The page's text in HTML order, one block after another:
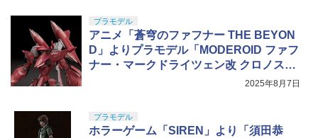
プラモデル
アニメ「蒼穹のファフナー THE BEYON
D」よりプラモデル「MODEROID ファフ
ナー・マークドライツェン改 クロノス」
2025年8月7日
プラモデル
ホラーゲーム「SIREN」より「須田恭